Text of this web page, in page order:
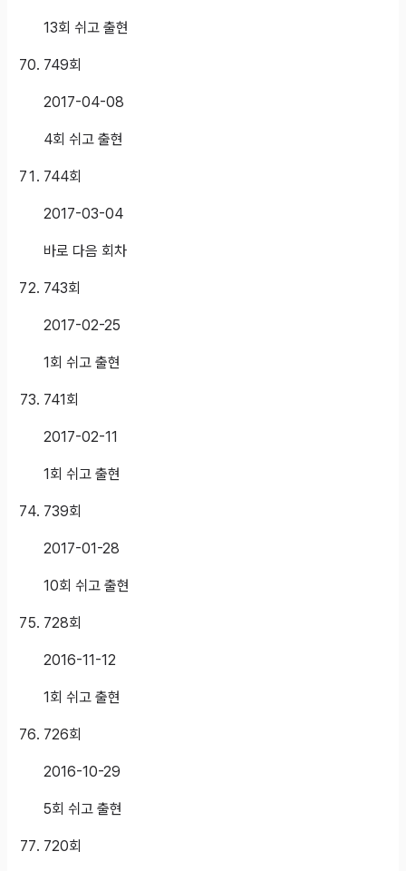
13회 쉬고 출현
749회
2017-04-08
4회 쉬고 출현
744회
2017-03-04
바로 다음 회차
743회
2017-02-25
1회 쉬고 출현
741회
2017-02-11
1회 쉬고 출현
739회
2017-01-28
10회 쉬고 출현
728회
2016-11-12
1회 쉬고 출현
726회
2016-10-29
5회 쉬고 출현
720회